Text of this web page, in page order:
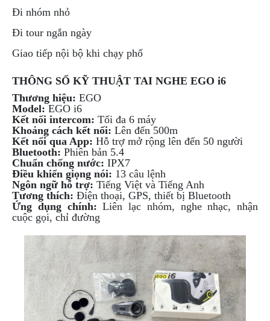
Đi nhóm nhỏ
Đi tour ngắn ngày
Giao tiếp nội bộ khi chạy phố
THÔNG SỐ KỸ THUẬT TAI NGHE EGO i6
Thương hiệu: EGO
Model: EGO i6
Kết nối intercom: Tối đa 6 máy
Khoảng cách kết nối: Lên đến 500m
Kết nối qua App: Hỗ trợ mở rộng lên đến 50 người
Bluetooth: Phiên bản 5.4
Chuẩn chống nước: IPX7
Điều khiển giọng nói: 13 câu lệnh
Ngôn ngữ hỗ trợ: Tiếng Việt và Tiếng Anh
Tương thích: Điện thoại, GPS, thiết bị Bluetooth
Ứng dụng chính: Liên lạc nhóm, nghe nhạc, nhận
cuộc gọi, chỉ đường